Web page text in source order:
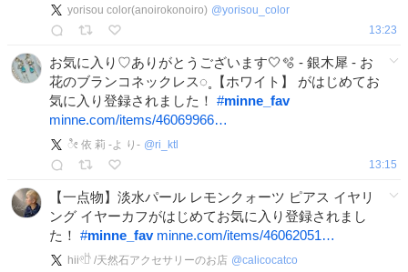
yorisou color(anoirokonoiro) @yorisou_color
13:23
お気に入り♡ありがとうございます🤍🫧 - 銀木犀 - お
花のブランコネックレス◌˳【ホワイト】 がはじめてお
気に入り登録されました！ #minne_fav
minne.com/items/46069966…
ೀ 依 莉 -よ り- @ri_ktl
13:15
【一点物】淡水パール レモンクォーツ ピアス イヤリ
ング イヤーカフがはじめてお気に入り登録されまし
た！ #minne_fav minne.com/items/46062051…
hii𓏲𓎨 /天然石アクセサリーのお店 @calicocatco